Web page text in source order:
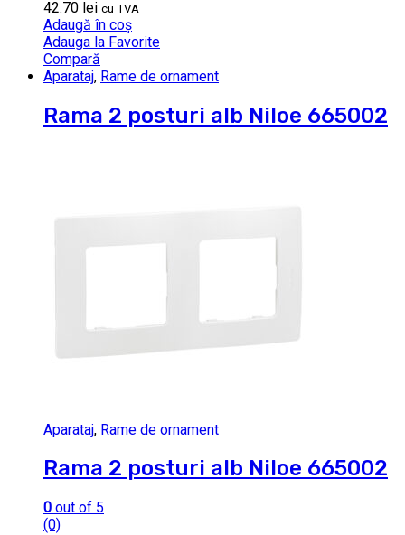
42.70 lei cu TVA
Adaugă în coș
Adauga la Favorite
Compară
Aparataj, Rame de ornament
Rama 2 posturi alb Niloe 665002
Aparataj, Rame de ornament
Rama 2 posturi alb Niloe 665002
0 out of 5
(0)